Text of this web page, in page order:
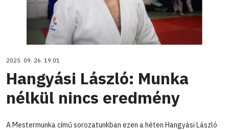
2025. 09. 26. 19:01
Hangyási László: Munka
nélkül nincs eredmény
A Mestermunka című sorozatunkban ezen a héten Hangyási László